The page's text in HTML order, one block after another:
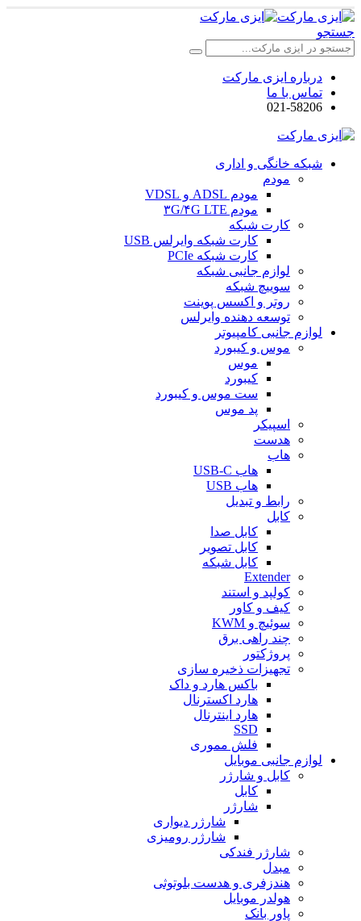
جستجو
درباره ایزی مارکت
تماس با ما
021-58206
شبکه خانگی و اداری
مودم
مودم ADSL و VDSL
مودم ۳G/۴G LTE
کارت شبکه
کارت شبکه وایرلس USB
کارت شبکه PCIe
لوازم جانبی شبکه
سوییچ شبکه
روتر و اکسس پوینت
توسعه دهنده وایرلس
لوازم جانبی کامپیوتر
موس و کیبورد
موس
کیبورد
ست موس و کیبورد
پد موس
اسپیکر
هدست
هاب
هاب USB-C
هاب USB
رابط و تبدیل
کابل
کابل صدا
کابل تصویر
کابل شبکه
Extender
کولپد و استند
کیف و کاور
سوئیچ و KWM
چند راهی برق
پروژکتور
تجهیزات ذخیره سازی
باکس هارد و داک
هارد اکسترنال
هارد اینترنال
SSD
فلش مموری
لوازم جانبی موبایل
کابل و شارژر
کابل
شارژر
شارژر دیواری
شارژر رومیزی
شارژر فندکی
مبدل
هندزفری و هدست بلوتوثی
هولدر موبایل
پاور بانک